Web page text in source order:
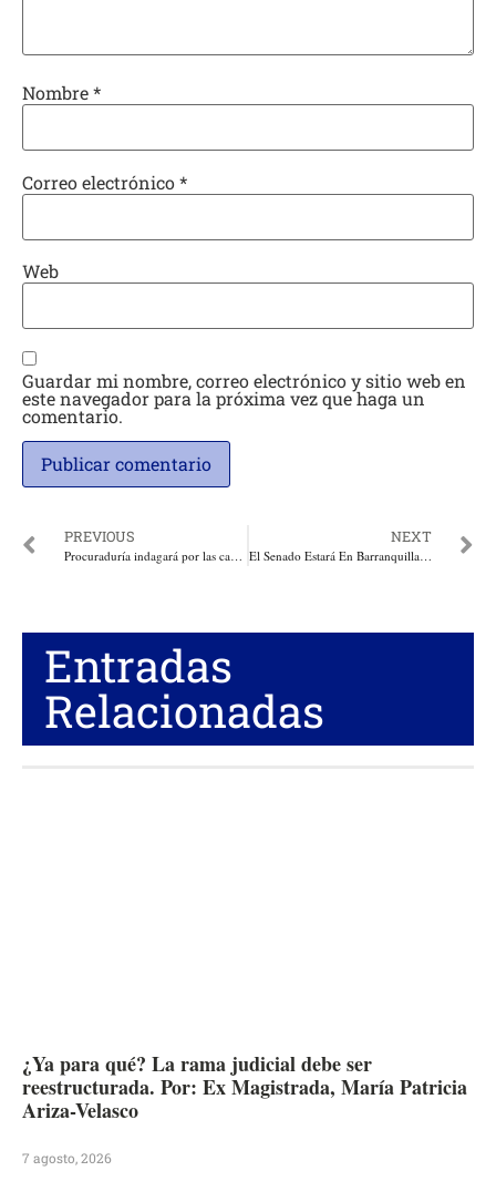
Nombre*
Correo electrónico*
Web
Guardar mi nombre, correo electrónico y sitio web en
este navegador para la próxima vez que haga un
comentario.
PREVIOUS
Procuraduría indagará por las causas de la tragedia en el embalse de Guatapé
NEXT
El Senado Estará En Barranquilla Este 27 De Junio, Con El Foro Regional: La Puerta De Oro Del Caribe Colombiano
Entradas
Relacionadas
¿Ya para qué? La rama judicial debe ser
reestructurada. Por: Ex Magistrada, María Patricia
Ariza-Velasco
7 agosto, 2026